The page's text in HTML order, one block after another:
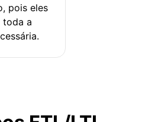
pois eles
toda a